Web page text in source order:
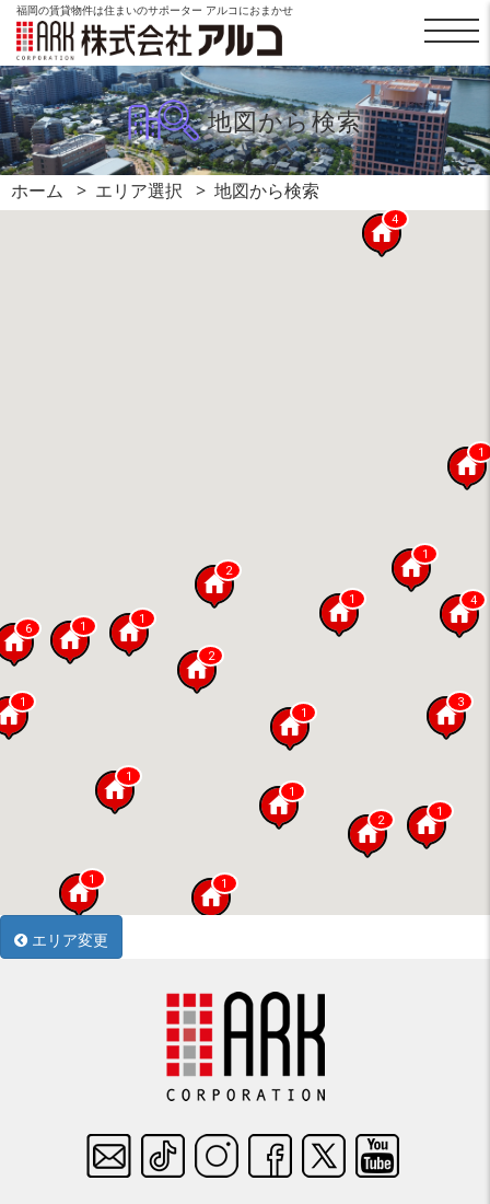
福岡の賃貸物件は住まいのサポーター アルコにおまかせ
地図から検索
ホーム エリア選択 地図から検索
6
4
2
1
4
1
1
1
1
2
1
1
3
2
1
1
1
1
1
エリア変更